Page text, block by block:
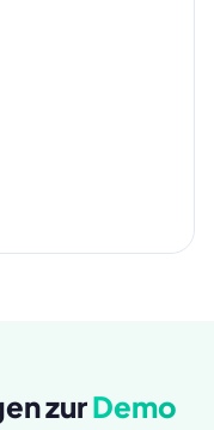
zurDemo